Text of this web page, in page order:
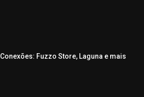
Conexões: Fuzzo Store, Laguna e mais